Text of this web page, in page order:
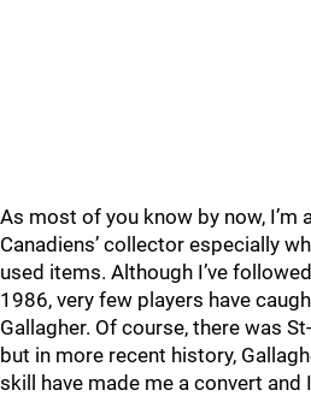
As most of you know by now, I’m
Canadiens’ collector especially
used items. Although I’ve
1986, very few players have
Gallagher. Of course, there was
but in more recent history,
skill have made me a convert and